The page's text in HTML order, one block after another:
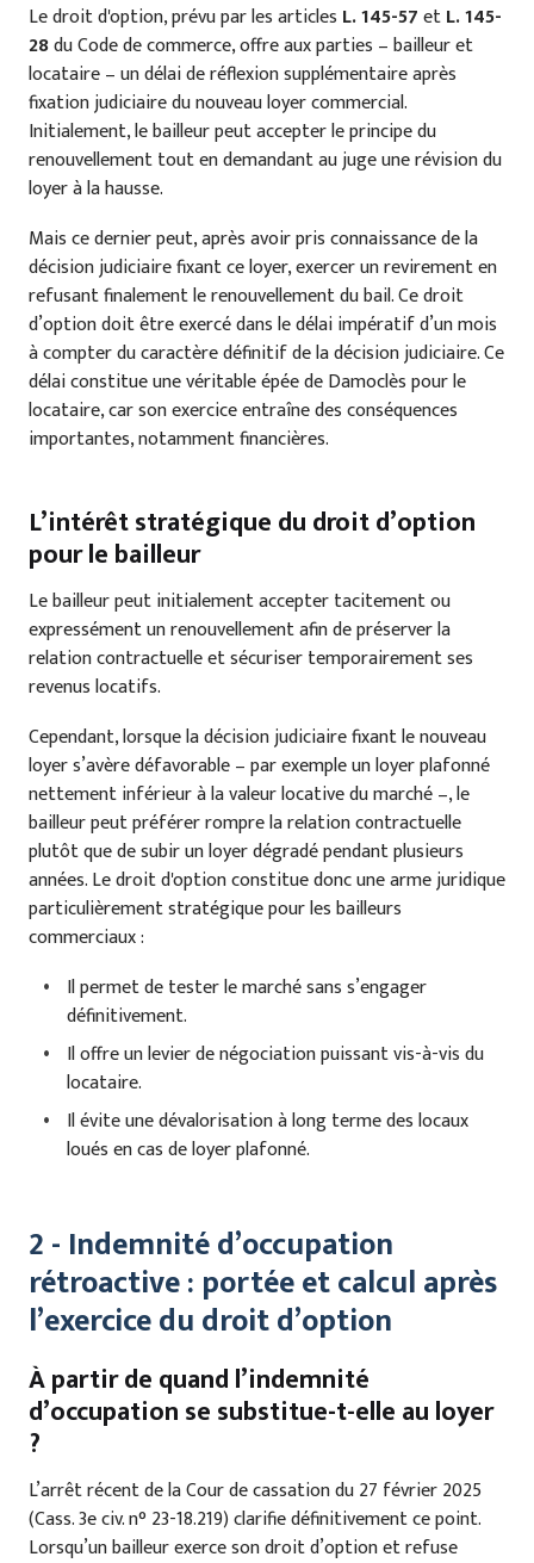
Le droit d'option, prévu par les articles L. 145-57etL. 145-
28du Code de commerce, offre aux parties – bailleur et
locataire – un délai de réflexion supplémentaire après
fixation judiciaire du nouveau loyer commercial.
Initialement, le bailleur peut accepter le principe du
renouvellement tout en demandant au juge une révision du
loyer à la hausse.
Mais ce dernier peut, après avoir pris connaissance de la
décision judiciaire fixant ce loyer, exercer un revirement en
refusant finalement le renouvellement du bail. Ce droit
d’option doit être exercé dans le délai impératif d’un mois
à compter du caractère définitif de la décision judiciaire. Ce
délai constitue une véritable épée de Damoclès pour le
locataire, car son exercice entraîne des conséquences
importantes, notamment financières.
L’intérêt stratégique du droit d’option
pour le bailleur
Le bailleur peut initialement accepter tacitement ou
expressément un renouvellement afin de préserver la
relation contractuelle et sécuriser temporairement ses
revenus locatifs.
Cependant, lorsque la décision judiciaire fixant le nouveau
loyer s’avère défavorable – par exemple un loyer plafonné
nettement inférieur à la valeur locative du marché –, le
bailleur peut préférer rompre la relation contractuelle
plutôt que de subir un loyer dégradé pendant plusieurs
années. Le droit d'option constitue donc une arme juridique
particulièrement stratégique pour les bailleurs
commerciaux :
Il permet de tester le marché sans s’engager
définitivement.
Il offre un levier de négociation puissant vis-à-vis du
locataire.
Il évite une dévalorisation à long terme des locaux
loués en cas de loyer plafonné.
2 - Indemnité d’occupation
rétroactive : portée et calcul après
l’exercice du droit d’option
À partir de quand l’indemnité
d’occupation se substitue-t-elle au loyer
?
L’arrêt récent de la Cour de cassation du 27 février 2025
(Cass. 3e civ. n° 23-18.219) clarifie définitivement ce point.
Lorsqu’un bailleur exerce son droit d’option et refuse